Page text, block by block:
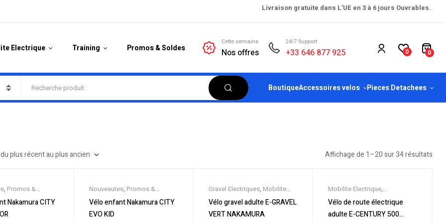
Livraison gratuite dans L’UE en 3 à 6 jours Ouvrables.
Electrique Training Promos & Soldes
Cette semaine
Nos offres
24/7 Support
+33 646 877 925 0 0
BoutiqueAccessoires velos Pieces Detachees
Affichage de 1–20 sur 34 résultats
, Promos &
de ville / Fitness
/ Draisiennes
Nakamura CITY
Nouveautes, Promos &
Soldes,Vélos de ville / Fitness
Vélos enfant / Draisiennes
Vélo enfant Nakamura CITY
EVO KID
Gravel Electriques, Mobilite
Electrique,Nouveautes,
Promos & Soldes,Vélo
Vélo gravel adulte E-GRAVEL
VERT NAKAMURA
Mobilite Electrique,
Nouveautes,Promos &
Soldes ,Vélo électrique ville
Vélo de route électrique
adulte E-CENTURY 500